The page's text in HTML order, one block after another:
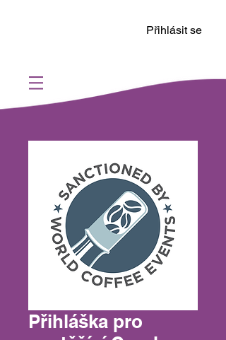
Přihlásit se
Přihláška pro